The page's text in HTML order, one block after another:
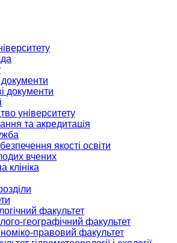
документи
документи
університету
та акредитація
якості освіти
вчених
клініка
факультет
географічний факультет
правовий факультет